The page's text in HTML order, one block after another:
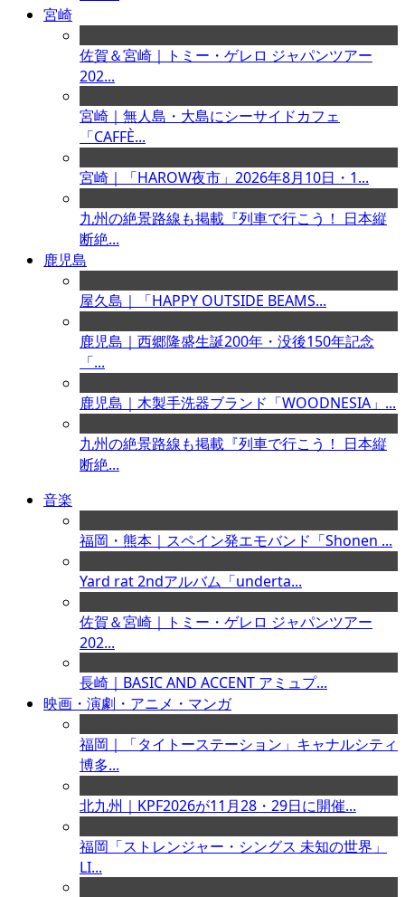
宮崎
佐賀＆宮崎｜トミー・ゲレロ ジャパンツアー
202...
宮崎｜無人島・大島にシーサイドカフェ
「CAFFÈ...
宮崎｜「HAROW夜市」2026年8月10日・1...
九州の絶景路線も掲載『列車で行こう！ 日本縦
断絶...
鹿児島
屋久島｜「HAPPY OUTSIDE BEAMS...
鹿児島｜西郷隆盛生誕200年・没後150年記念
「...
鹿児島｜木製手洗器ブランド「WOODNESIA」...
九州の絶景路線も掲載『列車で行こう！ 日本縦
断絶...
音楽
福岡・熊本｜スペイン発エモバンド「Shonen ...
Yard rat 2ndアルバム「underta...
佐賀＆宮崎｜トミー・ゲレロ ジャパンツアー
202...
長崎｜BASIC AND ACCENT アミュプ...
映画・演劇・アニメ・マンガ
福岡｜「タイトーステーション」キャナルシティ
博多...
北九州｜KPF2026が11月28・29日に開催...
福岡「ストレンジャー・シングス 未知の世界」
LI...